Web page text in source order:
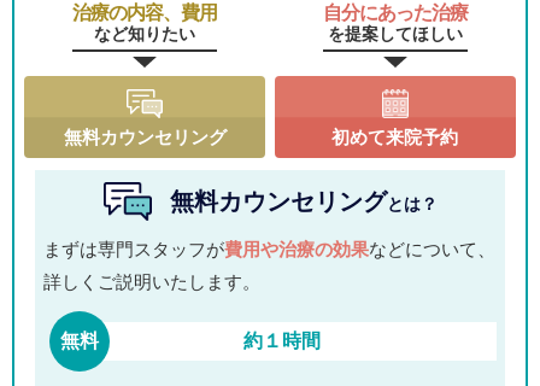
治療の内容、費用
など知りたい
自分にあった治療
を提案してほしい
無料カウンセリング 初めて来院予約
無料カウンセリングとは？
まずは専門スタッフが費用や治療の効果などについて、
詳しくご説明いたします。
無料 約１時間